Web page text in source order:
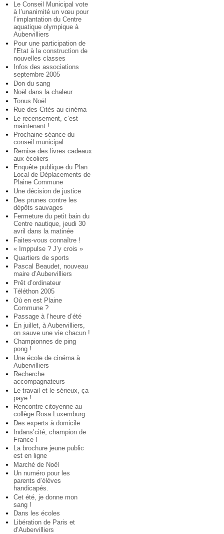
Le Conseil Municipal vote
à l’unanimité un vœu pour
l’implantation du Centre
aquatique olympique à
Aubervilliers
Pour une participation de
l’Etat à la construction de
nouvelles classes
Infos des associations
septembre 2005
Don du sang
Noël dans la chaleur
Tonus Noël
Rue des Cités au cinéma
Le recensement, c’est
maintenant !
Prochaine séance du
conseil municipal
Remise des livres cadeaux
aux écoliers
Enquête publique du Plan
Local de Déplacements de
Plaine Commune
Une décision de justice
Des prunes contre les
dépôts sauvages
Fermeture du petit bain du
Centre nautique, jeudi 30
avril dans la matinée
Faites-vous connaître !
« Imppulse ? J’y crois »
Quartiers de sports
Pascal Beaudet, nouveau
maire d’Aubervilliers
Prêt d’ordinateur
Téléthon 2005
Où en est Plaine
Commune ?
Passage à l’heure d’été
En juillet, à Aubervilliers,
on sauve une vie chacun !
Championnes de ping
pong !
Une école de cinéma à
Aubervilliers
Recherche
accompagnateurs
Le travail et le sérieux, ça
paye !
Rencontre citoyenne au
collège Rosa Luxemburg
Des experts à domicile
Indans’cité, champion de
France !
La brochure jeune public
est en ligne
Marché de Noël
Un numéro pour les
parents d’élèves
handicapés.
Cet été, je donne mon
sang !
Dans les écoles
Libération de Paris et
d’Aubervilliers